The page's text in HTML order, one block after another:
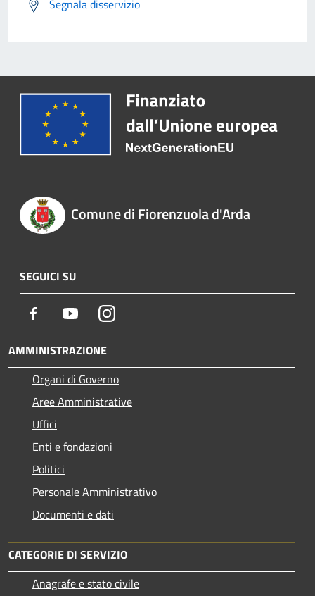
Segnala disservizio
Comune di Fiorenzuola d'Arda
SEGUICI SU
Facebook YoutubeInstagram
AMMINISTRAZIONE
Organi di Governo
Aree Amministrative
Uffici
Enti e fondazioni
Politici
Personale Amministrativo
Documenti e dati
CATEGORIE DI SERVIZIO
Anagrafe e stato civile